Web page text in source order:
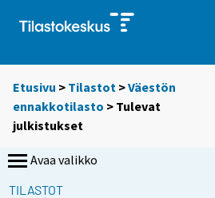
Etusivu > Tilastot >Väestön
ennakkotilasto > Tulevat
julkistukset
Avaa valikko
TILASTOT